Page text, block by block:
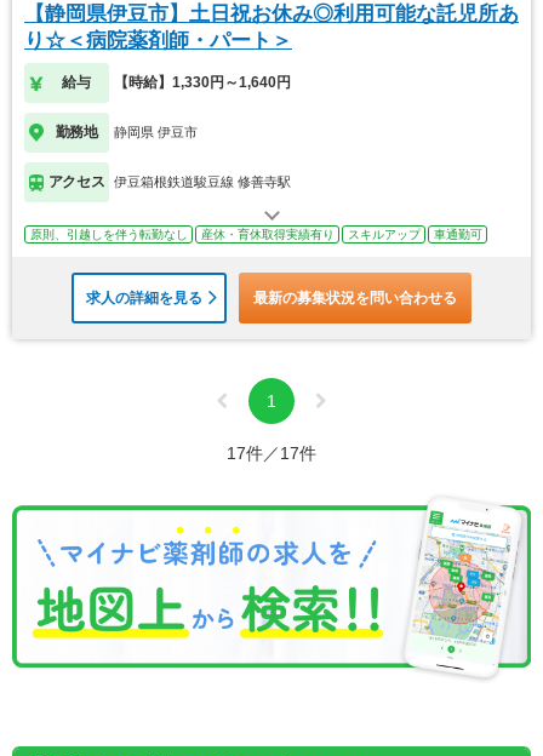
【静岡県伊豆市】土日祝お休み◎利用可能な託児所あ
り☆＜病院薬剤師・パート＞
給与 【時給】1,330円～1,640円
勤務地 静岡県 伊豆市
アクセス 伊豆箱根鉄道駿豆線 修善寺駅
原則、引越しを伴う転勤なし 産休・育休取得実績有り スキルアップ 車通勤可
求人の詳細を見る 最新の募集状況を問い合わせる
1
17件／17件